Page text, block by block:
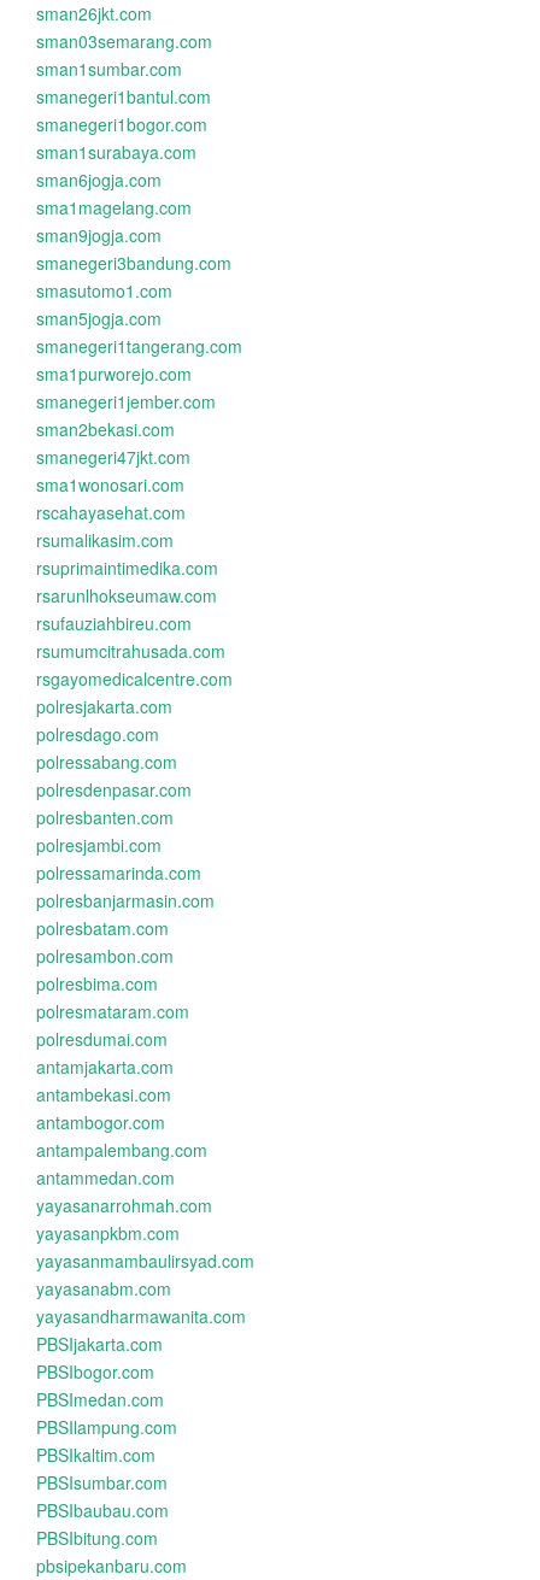
sman26jkt.com
sman03semarang.com
sman1sumbar.com
smanegeri1bantul.com
smanegeri1bogor.com
sman1surabaya.com
sman6jogja.com
sma1magelang.com
sman9jogja.com
smanegeri3bandung.com
smasutomo1.com
sman5jogja.com
smanegeri1tangerang.com
sma1purworejo.com
smanegeri1jember.com
sman2bekasi.com
smanegeri47jkt.com
sma1wonosari.com
rscahayasehat.com
rsumalikasim.com
rsuprimaintimedika.com
rsarunlhokseumaw.com
rsufauziahbireu.com
rsumumcitrahusada.com
rsgayomedicalcentre.com
polresjakarta.com
polresdago.com
polressabang.com
polresdenpasar.com
polresbanten.com
polresjambi.com
polressamarinda.com
polresbanjarmasin.com
polresbatam.com
polresambon.com
polresbima.com
polresmataram.com
polresdumai.com
antamjakarta.com
antambekasi.com
antambogor.com
antampalembang.com
antammedan.com
yayasanarrohmah.com
yayasanpkbm.com
yayasanmambaulirsyad.com
yayasanabm.com
yayasandharmawanita.com
PBSIjakarta.com
PBSIbogor.com
PBSImedan.com
PBSIlampung.com
PBSIkaltim.com
PBSIsumbar.com
PBSIbaubau.com
PBSIbitung.com
pbsipekanbaru.com